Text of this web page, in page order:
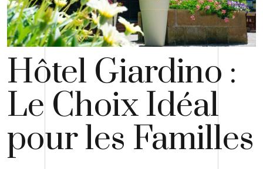
Hôtel Giardino :
Le Choix Idéal
pour les Familles